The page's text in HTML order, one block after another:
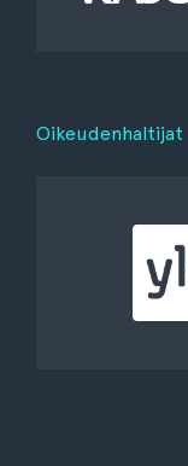
Oikeudenhaltijat